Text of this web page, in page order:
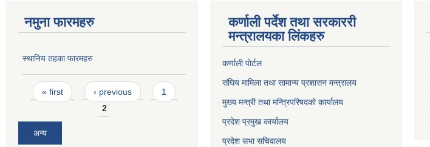
नमुना फारमहरु
स्थानिय तहका फारमहरु
Pages
« first ‹ previous
1
2
अन्य
कर्णाली पर्देश तथा सरकाररी
मन्त्रालयका लिंकहरु
कर्णाली पाेर्टल
संघिय मामिला तथा सामान्य प्रशासन मन्त्रालय
मुख्य मन्त्री तथा मन्त्रिपरिषदको कार्यालय
प्रदेश प्रमुख कार्यालय
प्रदेश सभा सचिवालय